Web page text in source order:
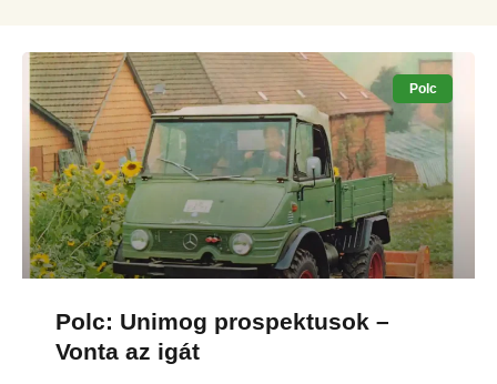
Polc
Polc: Unimog prospektusok –
Vonta az igát